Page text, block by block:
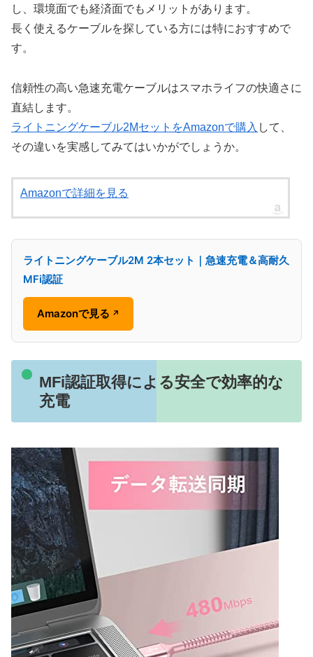
し、環境面でも経済面でもメリットがあります。
長く使えるケーブルを探している方には特におすすめで
す。
信頼性の高い急速充電ケーブルはスマホライフの快適さに
直結します。
ライトニングケーブル2MセットをAmazonで購入 して、
その違いを実感してみてはいかがでしょうか。
Amazonで詳細を見る
ライトニングケーブル2M 2本セット｜急速充電＆高耐久
MFi認証
Amazonで見る ↗
MFi認証取得による安全で効率的な
充電